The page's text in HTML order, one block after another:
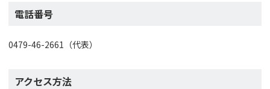
電話番号
0479-46-2661（代表）
アクセス方法